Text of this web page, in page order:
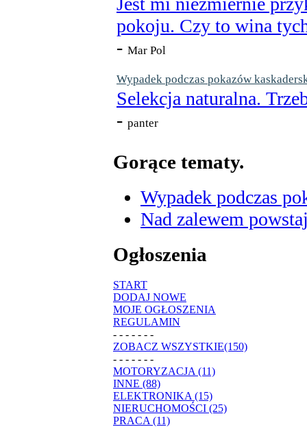
pokoju. Czy to wina
- Mar Pol
Wypadek podczas pokazów
Selekcja naturalna.
- panter
Gorące tematy.
Wypadek podczas
Nad zalewem
Ogłoszenia
START
DODAJ NOWE
MOJE OGŁOSZENIA
REGULAMIN
- - - - - - -
ZOBACZ WSZYSTKIE(150)
- - - - - - -
MOTORYZACJA (11)
INNE (88)
ELEKTRONIKA (15)
NIERUCHOMOŚCI (25)
PRACA (11)